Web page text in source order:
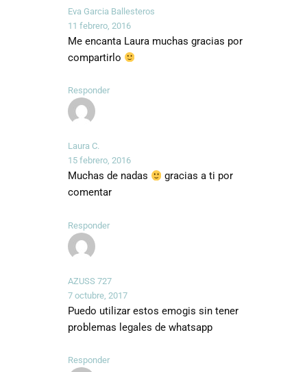
Eva Garcia Ballesteros
11 febrero, 2016
Me encanta Laura muchas gracias por
compartirlo
Responder
Laura C.
15 febrero, 2016
Muchas de nadas
gracias a ti por
comentar
Responder
AZUSS 727
7 octubre, 2017
Puedo utilizar estos emogis sin tener
problemas legales de whatsapp
Responder